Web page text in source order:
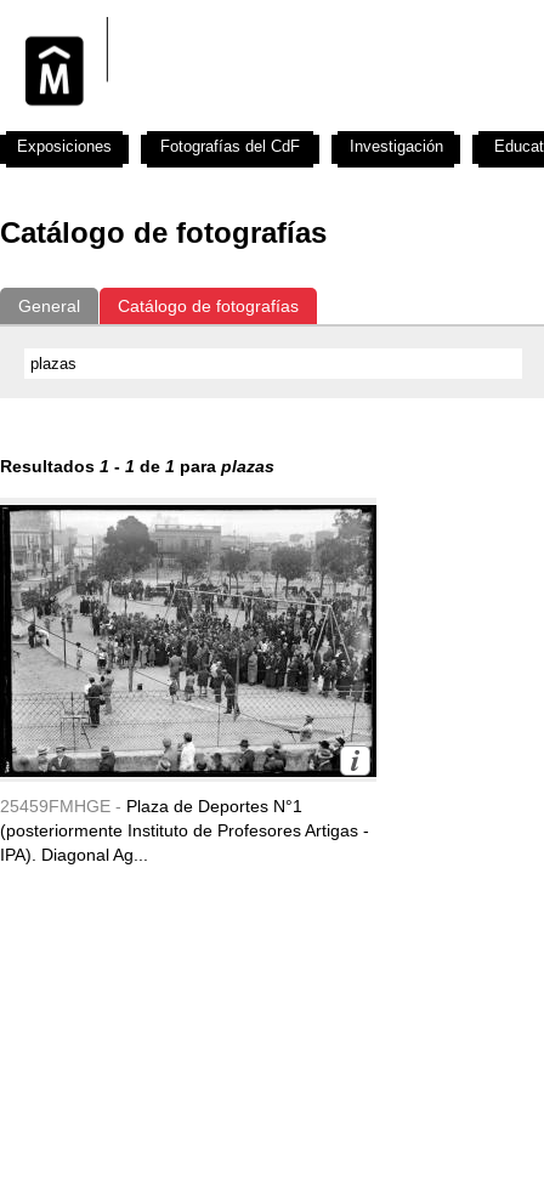
Catálogo de fotografías
General Catálogo de fotografías
Resultados 1 - 1 de 1 para plazas
25459FMHGE - Plaza de Deportes N°1
(posteriormente Instituto de Profesores Artigas -
IPA). Diagonal Ag...
Exposiciones Fotografías del CdF Investigación